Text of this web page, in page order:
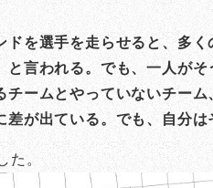
ドを選手を走らせると、多
と言われる。でも、一人が
チームとやっていないチー
差が出ている。でも、自分
た。